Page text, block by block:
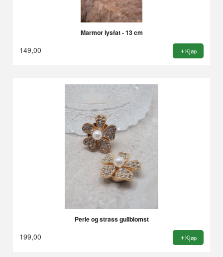
Marmor lysfat - 13 cm
149,00 Kjøp
Perle og strass gullblomst
199,00 Kjøp